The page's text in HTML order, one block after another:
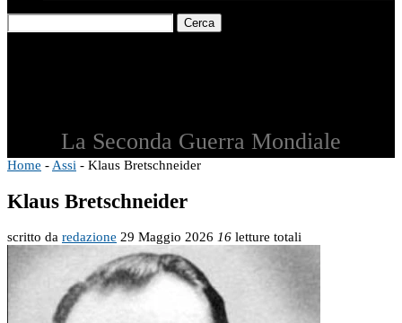
Cerca
La Seconda Guerra Mondiale
Home - Assi - Klaus Bretschneider
Klaus Bretschneider
scritto da redazione 29 Maggio 2026 16 letture totali